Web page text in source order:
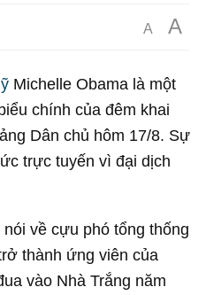
A A
Michelle Obama là một
chính của đêm khai
Dân chủ hôm 17/8. Sự
trực tuyến vì đại dịch
về cựu phó tổng thống
thành ứng viên của
vào Nhà Trắng năm